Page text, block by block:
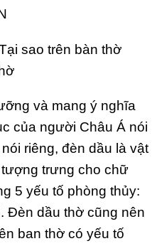
sao trên bàn thờ
và mang ý nghĩa
của người Châu Á nói
riêng, đèn dầu là vật
trưng cho chữ
5 yếu tố phòng thủy:
Đèn dầu thờ cũng nên
ban thờ có yếu tố